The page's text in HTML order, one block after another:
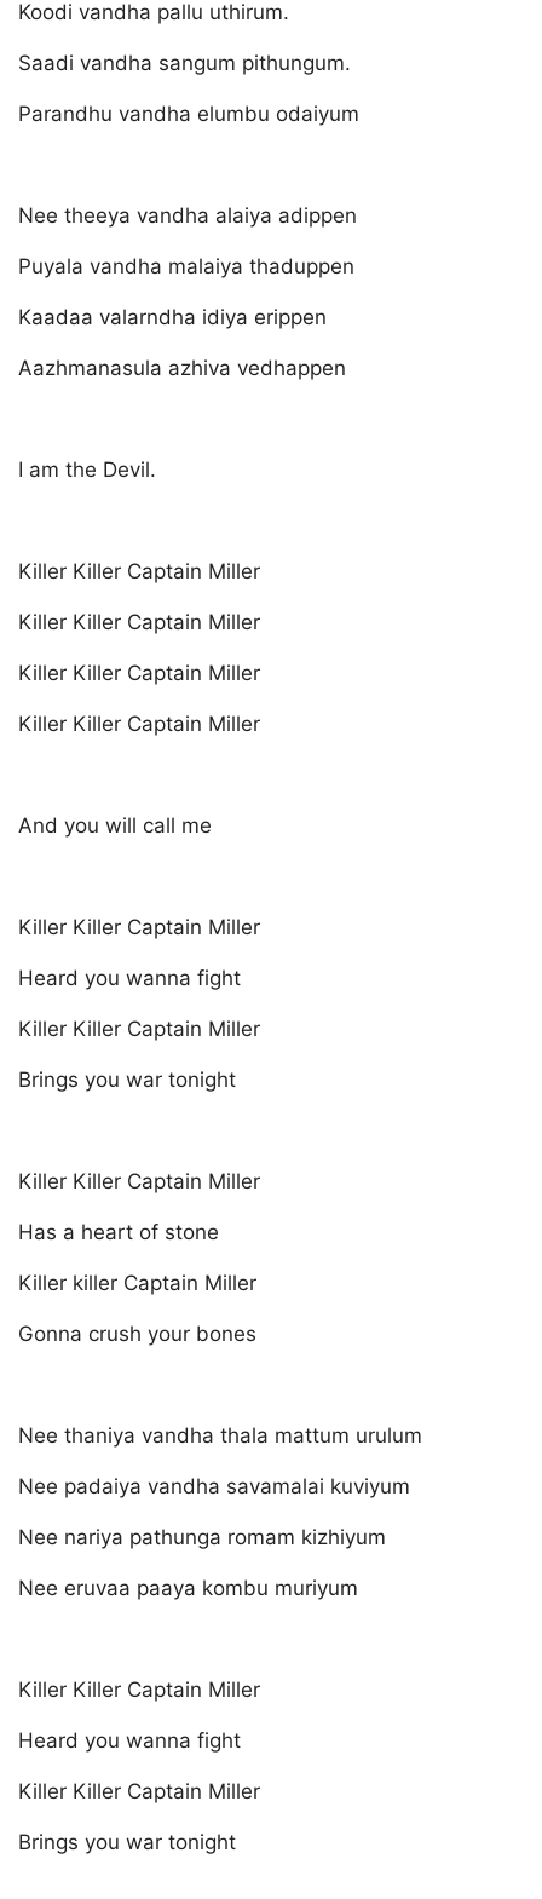
Koodi vandha pallu uthirum.
Saadi vandha sangum pithungum.
Parandhu vandha elumbu odaiyum
Nee theeya vandha alaiya adippen
Puyala vandha malaiya thaduppen
Kaadaa valarndha idiya erippen
Aazhmanasula azhiva vedhappen
I am the Devil.
Killer Killer Captain Miller
Killer Killer Captain Miller
Killer Killer Captain Miller
Killer Killer Captain Miller
And you will call me
Killer Killer Captain Miller
Heard you wanna fight
Killer Killer Captain Miller
Brings you war tonight
Killer Killer Captain Miller
Has a heart of stone
Killer killer Captain Miller
Gonna crush your bones
Nee thaniya vandha thala mattum urulum
Nee padaiya vandha savamalai kuviyum
Nee nariya pathunga romam kizhiyum
Nee eruvaa paaya kombu muriyum
Killer Killer Captain Miller
Heard you wanna fight
Killer Killer Captain Miller
Brings you war tonight